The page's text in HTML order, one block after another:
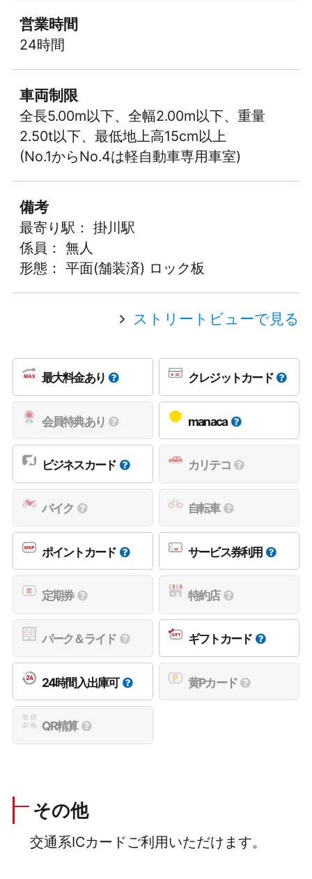
営業時間
24時間
車両制限
全長5.00m以下、全幅2.00m以下、重量
2.50t以下、最低地上高15cm以上
(No.1からNo.4は軽自動車専用車室)
備考
最寄り駅： 掛川駅
係員： 無人
形態： 平面(舗装済) ロック板
ストリートビューで見る
最大料金あり クレジットカード
会員特典あり manaca
ビジネスカード カリテコ
バイク 自転車
ポイントカード サービス券利用
定期券 特約店
パーク＆ライド ギフトカード
24時間入出庫可 黄Pカード
QR精算
その他
交通系ICカードご利用いただけます。